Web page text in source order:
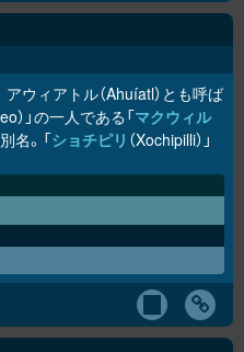
ウィアトル（Ahuíatl）とも呼ば
）」の一人である「マクウィル
名。「ショチピリ （Xochipilli）」